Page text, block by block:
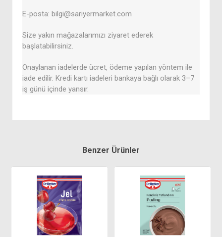
E-posta: bilgi@sariyermarket.com
Size yakın mağazalarımızı ziyaret ederek
başlatabilirsiniz.
Onaylanan iadelerde ücret, ödeme yapılan yöntem ile
iade edilir. Kredi kartı iadeleri bankaya bağlı olarak 3–7
iş günü içinde yansır.
Benzer Ürünler